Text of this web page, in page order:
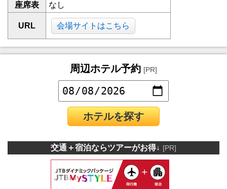
座席表
なし
URL 会場サイトはこちら
周辺ホテル予約 [PR]
ホテルを探す
交通＋宿泊ならツアーがお得↓ [PR]